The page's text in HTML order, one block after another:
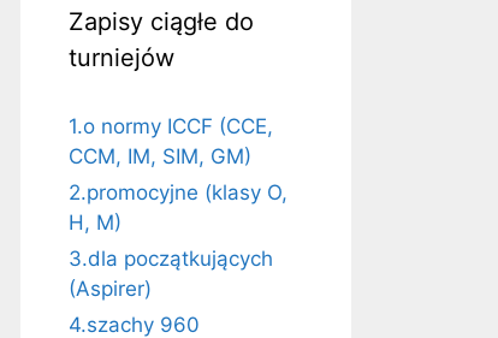
Zapisy ciągłe do
turniejów
1.o normy ICCF (CCE,
CCM, IM, SIM, GM)
2.promocyjne (klasy O,
H, M)
3.dla początkujących
(Aspirer)
4.szachy 960